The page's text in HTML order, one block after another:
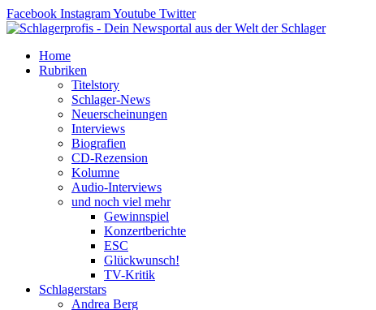
Zum
Inhalt
Facebook InstagramYoutube Twitter
Home
Rubriken
Titelstory
Schlager-News
Neuerscheinungen
Interviews
Biografien
CD-Rezension
Kolumne
Audio-Interviews
und noch viel mehr
Gewinnspiel
Konzertberichte
ESC
Glückwunsch!
TV-Kritik
Schlagerstars
Andrea Berg